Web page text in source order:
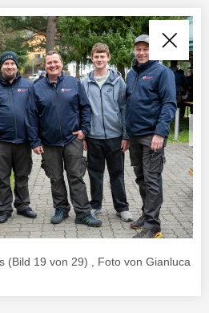
(Bild 19 von 29) , Foto von Gianluca